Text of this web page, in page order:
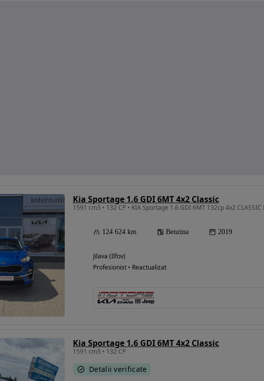
Kia Sportage 1.6 GDI 6MT 4x2 Classic
124 624 km Benzina 2019
Jilava (Ilfov)
Profesionist • Reactualizat
Kia Sportage 1.6 GDI 6MT 4x2 Classic
1591 cm3 • 132 CP
Detalii verificate